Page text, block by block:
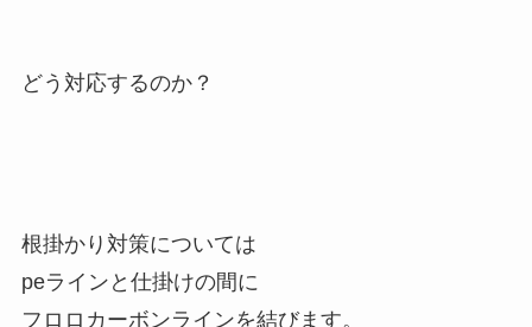
どう対応するのか？
根掛かり対策については
peラインと仕掛けの間に
フロロカーボンラインを結びます。